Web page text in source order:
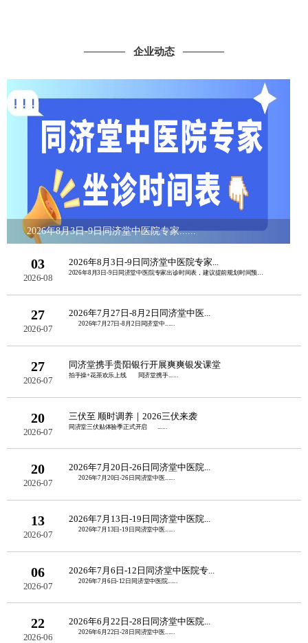
企业动态
2026年8月3日-9日同济堂中医院专家......
03
2026-08
2026年8月3日-9日同济堂中医院专家...
27
2026-07
2026年7月27日-8月2日同济堂中医...
2026年7月27日-8月2日同济堂中......
27
2026-07
同济堂携手贵阳银行开展爽爽银发课堂
拍手操+花茶欢乐上线 同济堂携手......
20
2026-07
三伏至 顺时调养｜2026三伏来袭
同济堂三伏贴体验季正式开启 ......
20
2026-07
2026年7月20日-26日同济堂中医院...
2026年7月20日-26日同济堂中医......
13
2026-07
2026年7月13日-19日同济堂中医院...
2026年7月13日-19日同济堂中医......
06
2026-07
2026年7月6日-12日同济堂中医院专...
2026年7月6日-12日同济堂中医院......
22
2026-06
2026年6月22日-28日同济堂中医院...
2026年6月22日-28日同济堂中医......